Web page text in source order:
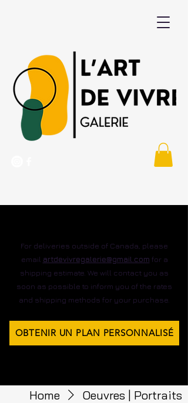
For deliveries outside of Canada, please
email artdevivregalerie@gmail.com for a
shipping estimate. We will contact you as
soon as possible to inform you of the rates
and shipping methods for your purchase.
OBTENIR UN PLAN PERSONNALISÉ
Home Oeuvres | Portraits